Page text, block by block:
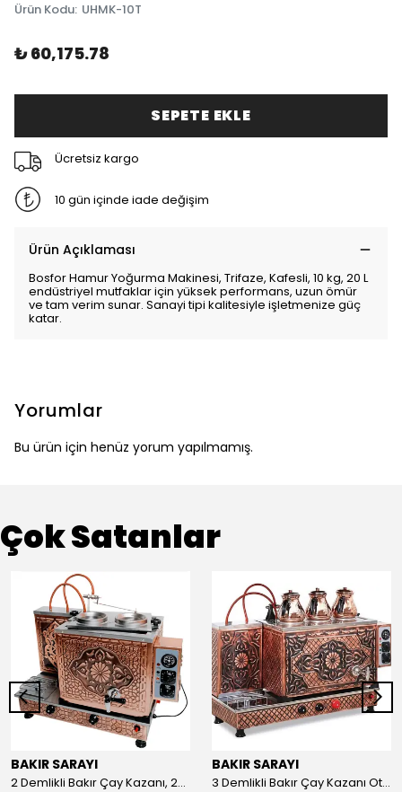
Ürün Kodu: UHMK-10T
₺ 60,175.78
SEPETE EKLE
Ücretsiz kargo
10 gün içinde iade değişim
Ürün Açıklaması
Bosfor Hamur Yoğurma Makinesi, Trifaze, Kafesli, 10 kg, 20 L
endüstriyel mutfaklar için yüksek performans, uzun ömür
ve tam verim sunar. Sanayi tipi kalitesiyle işletmenize güç
katar.
Yorumlar
Bu ürün için henüz yorum yapılmamış.
Çok Satanlar
BAKIR SARAYI
2 Demlikli Bakır Çay Kazanı, 25 Litre
BAKIR SARAYI
3 Demlikli Bakır Çay Kazanı Otomatik, 30 Litre